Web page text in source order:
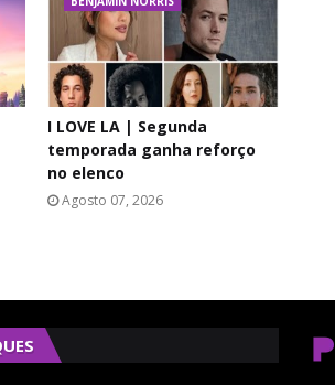
I LOVE LA | Segunda
temporada ganha reforço
no elenco
Agosto 07, 2026